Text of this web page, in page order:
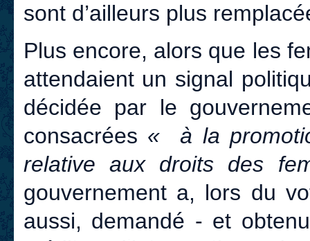
sont d’ailleurs plus
Plus encore, alors que les
attendaient un signal
décidée par le
consacrées « à la
relative aux droits des
gouvernement a, lors du
aussi, demandé - et